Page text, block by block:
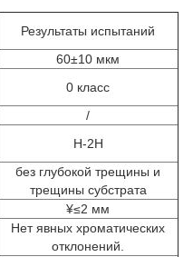
Результаты испытаний
60±10 мкм
0 класс
/
H-2H
без глубокой трещины и
трещины субстрата
¥≤2 мм
Нет явных хроматических
отклонений.